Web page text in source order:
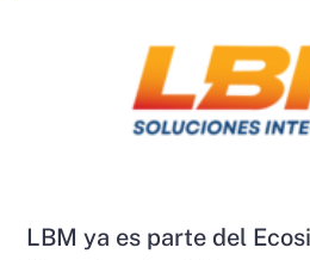
LBM ya es parte del